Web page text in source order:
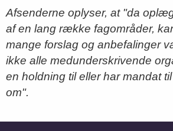
Afsenderne oplyser, at "da
af en lang række fagområder,
mange forslag og anbefalinger
ikke alle medunderskrivende
en holdning til eller har man­dat
om".